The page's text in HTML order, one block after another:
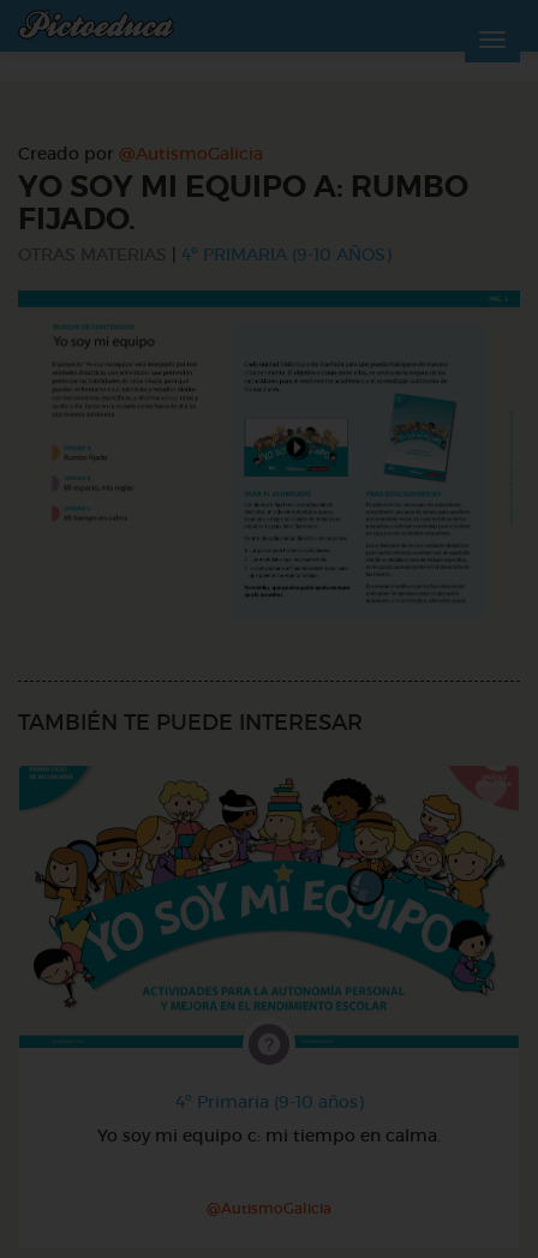
Creado por @AutismoGalicia
YO SOY MI EQUIPO A: RUMBO
FIJADO.
4º PRIMARIA (9-10 AÑOS)
TAMBIÉN TE PUEDE INTERESAR
4º Primaria (9-10 años)
Yo soy mi equipo c: mi tiempo en calma.
@AutismoGalicia